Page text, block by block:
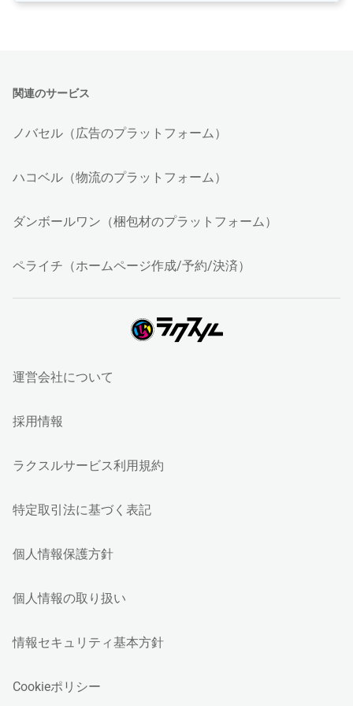
関連のサービス
ノバセル（広告のプラットフォーム）
ハコベル（物流のプラットフォーム）
ダンボールワン（梱包材のプラットフォーム）
ペライチ（ホームページ作成/予約/決済）
運営会社について
採用情報
ラクスルサービス利用規約
特定取引法に基づく表記
個人情報保護方針
個人情報の取り扱い
情報セキュリティ基本方針
Cookieポリシー